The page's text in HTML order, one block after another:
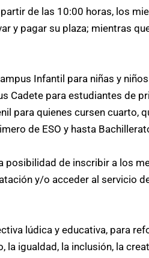
de las 10:00 horas, los
y pagar su plaza; mientras
Infantil para niñas y
Cadete para estudiantes de
para quienes cursen cuarto,
de ESO y hasta
posibilidad de inscribir a los
y/o acceder al servicio
lúdica y educativa, para
la igualdad, la inclusión, la